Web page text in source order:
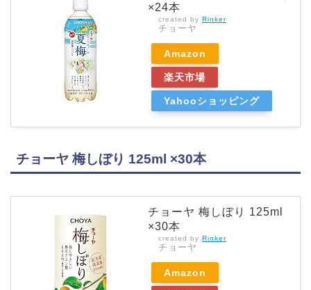
×24本
created by Rinker
チョーヤ
Amazon
楽天市場
Yahooショッピング
チョーヤ 梅しぼり 125ml ×30本
チョーヤ 梅しぼり 125ml
×30本
created by Rinker
チョーヤ
Amazon